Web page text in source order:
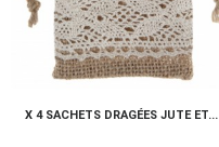
X 4 SACHETS DRAGÉES JUTE ET...